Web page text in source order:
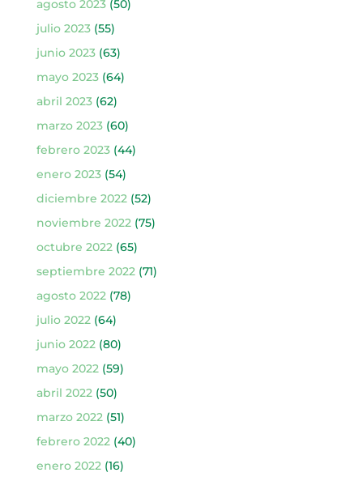
agosto 2023(50)
julio 2023(55)
junio 2023(63)
mayo 2023(64)
abril 2023(62)
marzo 2023(60)
febrero 2023(44)
enero 2023(54)
diciembre 2022 (52)
noviembre 2022 (75)
octubre 2022 (65)
septiembre 2022 (71)
agosto 2022 (78)
julio 2022 (64)
junio 2022 (80)
mayo 2022 (59)
abril 2022 (50)
marzo 2022 (51)
febrero 2022 (40)
enero 2022 (16)